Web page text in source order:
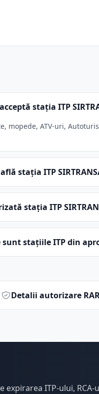
stația ITP
mopede, ATV-uri,
stația ITP
stația ITP
sunt stațiile ITP din
Detalii autorizare
ITP-ului, RCA-